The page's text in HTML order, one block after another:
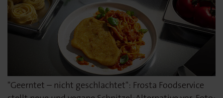
"Geerntet – nicht geschlachtet": Frosta Foodservice